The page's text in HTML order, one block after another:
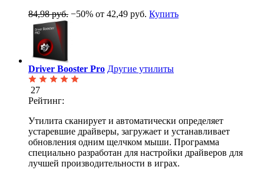
84,98 руб. −50% от 42,49 руб. Купить
Driver Booster Pro Другие утилиты
27
Рейтинг:
Утилита сканирует и автоматически определяет
устаревшие драйверы, загружает и устанавливает
обновления одним щелчком мыши. Программа
специально разработан для настройки драйверов для
лучшей производительности в играх.